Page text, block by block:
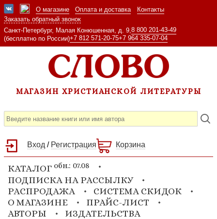
О магазине Оплата и доставка
Контакты
Заказать обратный звонок
Санкт-Петербург, Малая Конюшенная, д. 9, 8 800 201-43-49
(бесплатно по России)+7 812 571-20-75+7 964 335-07-04
МАГАЗИН ХРИСТИАНСКОЙ ЛИТЕРАТУРЫ
Вход / Регистрация Корзина
КАТАЛОГ обн.: 07.08
ПОДПИСКА НА РАССЫЛКУ
РАСПРОДАЖА
СИСТЕМА СКИДОК
О МАГАЗИНЕ
ПРАЙС-ЛИСТ
АВТОРЫ
ИЗДАТЕЛЬСТВА